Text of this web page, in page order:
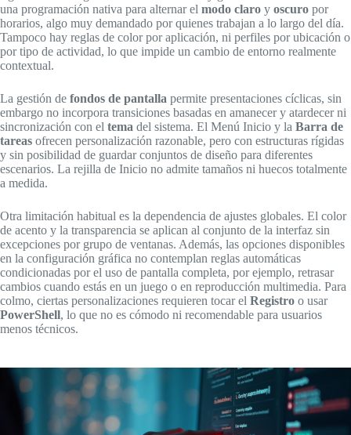
una programación nativa para alternar el modo claro y oscuro por
horarios, algo muy demandado por quienes trabajan a lo largo del día.
Tampoco hay reglas de color por aplicación, ni perfiles por ubicación o
por tipo de actividad, lo que impide un cambio de entorno realmente
contextual.
La gestión de fondos de pantalla permite presentaciones cíclicas, sin
embargo no incorpora transiciones basadas en amanecer y atardecer ni
sincronización con el tema del sistema. El Menú Inicio y la Barra de
tareas ofrecen personalización razonable, pero con estructuras rígidas
y sin posibilidad de guardar conjuntos de diseño para diferentes
escenarios. La rejilla de Inicio no admite tamaños ni huecos totalmente
a medida.
Otra limitación habitual es la dependencia de ajustes globales. El color
de acento y la transparencia se aplican al conjunto de la interfaz sin
excepciones por grupo de ventanas. Además, las opciones disponibles
en la configuración gráfica no contemplan reglas automáticas
condicionadas por el uso de pantalla completa, por ejemplo, retrasar
cambios cuando estás en un juego o en reproducción multimedia. Para
colmo, ciertas personalizaciones requieren tocar el Registro o usar
PowerShell, lo que no es cómodo ni recomendable para usuarios
menos técnicos.